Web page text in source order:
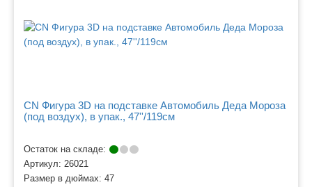
CN Фигура 3D на подставке Автомобиль Деда Мороза
(под воздух), в упак., 47''/119см
Остаток на складе:
Артикул: 26021
Размер в дюймах: 47